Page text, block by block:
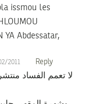
issmou les
YA Abdessatar,
2011 Reply
لا تعمم الفساد